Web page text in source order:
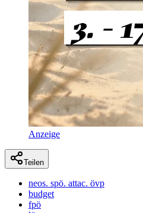
Anzeige
Teilen
neos. spö. attac. övp
budget
fpö